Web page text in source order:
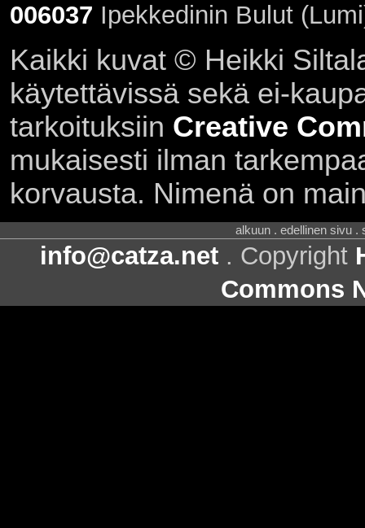
006037 Ipekkedinin Bulut
Kaikki kuvat © Heikki
käytettävissä sekä ei-
tarkoituksiin Creative
mukaisesti ilman
korvausta. Nimenä on
alkuun . edellinen sivu .
info@catza.net . Copyright
Commons